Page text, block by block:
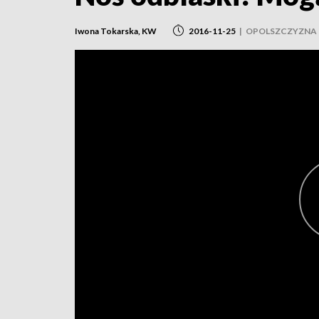
Iwona Tokarska, KW 2016-11-25 | OPOLSZCZYZNA